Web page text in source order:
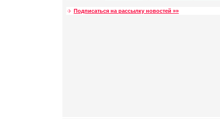
Подписаться на рассылку новостей »»